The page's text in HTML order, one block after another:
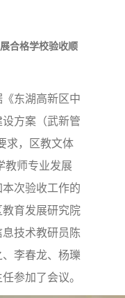
合格学校验收顺
东湖高新区中
方案（武新管
求，区教文体
教师专业发展
次验收工作的
育发展研究院
技术教研员陈
李春龙、杨瓅
参加了会议。